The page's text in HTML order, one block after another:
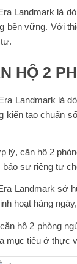
Landmark là
bền vững. Với
HỘ 2
Landmark là
tạo chuẩn
lý, căn hộ 2
sự riêng tư
Landmark sở
hoạt hàng
hộ 2 phòng
mục tiêu ở thực